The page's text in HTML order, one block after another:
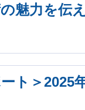
魅力を伝
ト＞2025